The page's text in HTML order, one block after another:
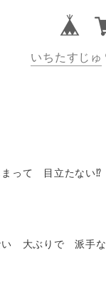
まって 目立たない⁉︎
い 大ぶりで 派手な